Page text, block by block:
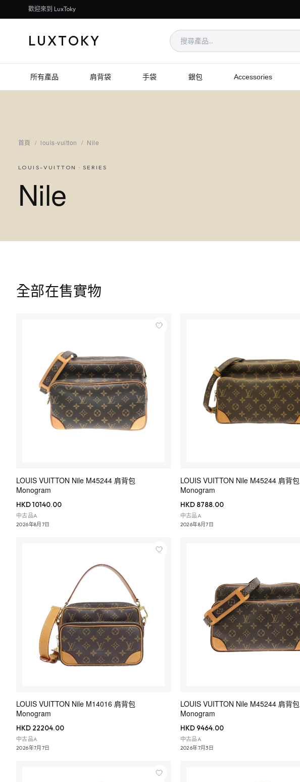
歡迎來到 LuxToky
LUXTOKY
所有產品 肩背袋 手袋 銀包 Accessories
首頁 / louis-vuitton / Nile
LOUIS-VUITTON · SERIES
Nile
全部在售實物
LOUIS VUITTON Nile M45244 肩背包
Monogram
HKD 10140.00
中古品A
2026年8月7日
LOUIS VUITTON Nile M45244 肩背包
Monogram
HKD 8788.00
中古品A
2026年8月7日
LOUIS VUITTON Nile M14016 肩背包
Monogram
HKD 22204.00
中古品A
2026年7月7日
LOUIS VUITTON Nile M45244 肩背包
Monogram
HKD 9464.00
中古品A
2026年7月3日